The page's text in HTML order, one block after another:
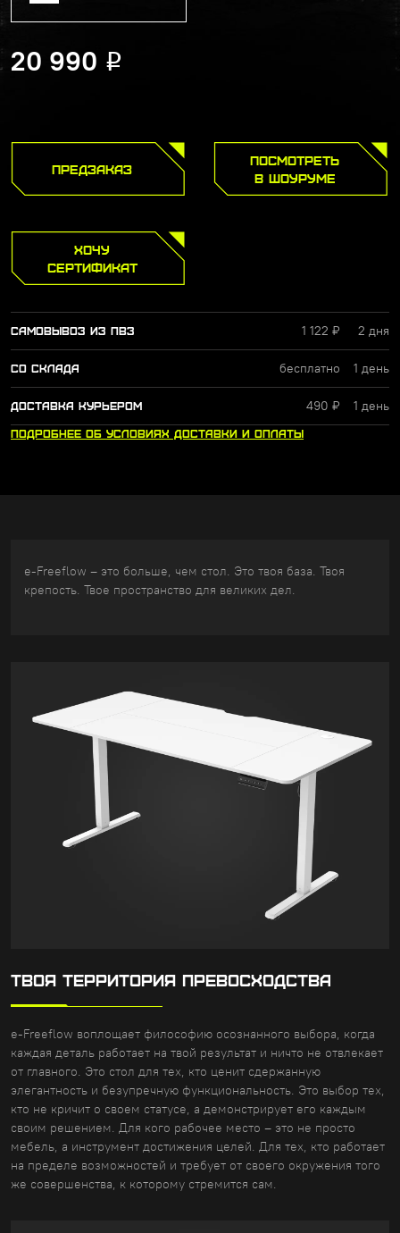
20 990 Р
ПРЕДЗАКАЗ
ПОСМОТРЕТЬ
В ШОУРУМЕ
ХОЧУ
СЕРТИФИКАТ
САМОВЫВОЗ ИЗ ПВЗ 1 122 ₽ 2 дня
СО СКЛАДА бесплатно 1 день
ДОСТАВКА КУРЬЕРОМ 490 ₽ 1 день
ПОДРОБНЕЕ ОБ УСЛОВИЯХ ДОСТАВКИ И ОПЛАТЫ
e-Freeflow – это больше, чем стол. Это твоя база. Твоя
крепость. Твое пространство для великих дел.
ТВОЯ ТЕРРИТОРИЯ ПРЕВОСХОДСТВА
e-Freeflow воплощает философию осознанного выбора, когда
каждая деталь работает на твой результат и ничто не отвлекает
от главного. Это стол для тех, кто ценит сдержанную
элегантность и безупречную функциональность. Это выбор тех,
кто не кричит о своем статусе, а демонстрирует его каждым
своим решением. Для кого рабочее место – это не просто
мебель, а инструмент достижения целей. Для тех, кто работает
на пределе возможностей и требует от своего окружения того
же совершенства, к которому стремится сам.